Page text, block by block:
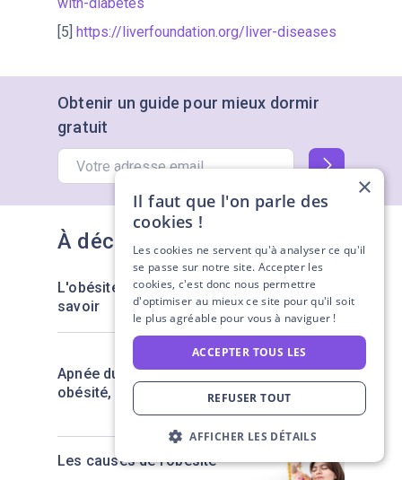
[5] https://liverfoundation.org/liver-diseases
Obtenir un guide pour mieux dormir
gratuit
À découvrir également
Les causes de l'obésité
Apnée du sommeil et
obésité, la double peine
L'obésité : Ce qu'il faut
savoir
×
Il faut que l'on parle des
cookies !
Les cookies ne servent qu'à analyser ce qu'il
se passe sur notre site. Accepter les
cookies, c'est donc nous permettre
d'optimiser au mieux ce site pour qu'il soit
le plus agréable pour vous à naviguer !
ACCEPTER TOUS LES
REFUSER TOUT
AFFICHER LES DÉTAILS